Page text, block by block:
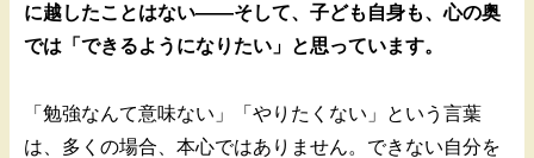
に越したことはない——そして、子ども自身も、心の奥
では「できるようになりたい」と思っています。
「勉強なんて意味ない」「やりたくない」という言葉
は、多くの場合、本心ではありません。できない自分を